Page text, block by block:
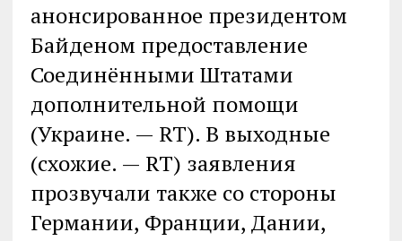
анонсированное президентом
Байденом предоставление
Соединёнными Штатами
дополнительной помощи
(Украине. — RT). В выходные
(схожие. — RT) заявления
прозвучали также со стороны
Германии, Франции, Дании,